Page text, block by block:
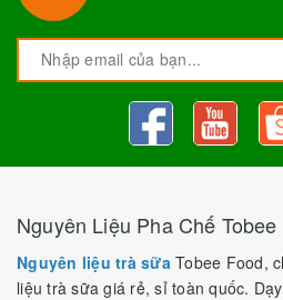
Nguyên Liệu Pha Chế Tobee
Nguyên liệu trà sữa Tobee Food,
liệu trà sữa giá rẻ, sỉ toàn quốc.